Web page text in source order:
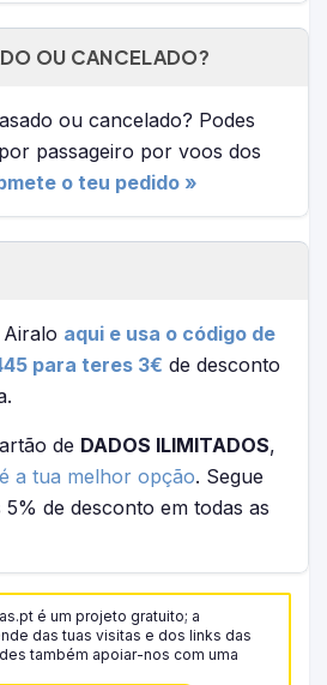
OU CANCELADO?
ou cancelado? Podes
por passageiro por voos dos
o teu pedido »
aqui e usa o código de
para teres 3€ de desconto
de DADOS ILIMITADOS,
a tua melhor opção. Segue
5% de desconto em todas as
é um projeto gratuito; a
das tuas visitas e dos links das
também apoiar-nos com uma